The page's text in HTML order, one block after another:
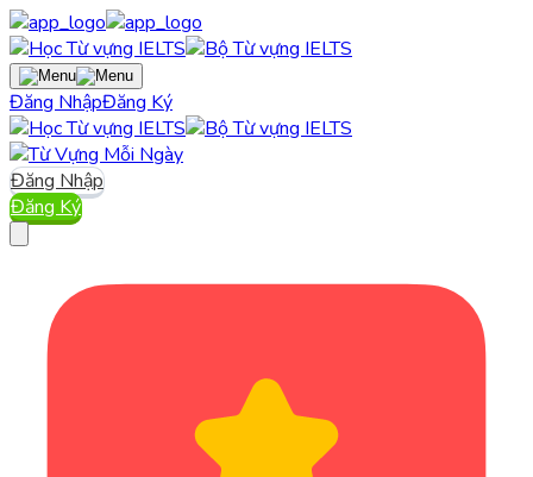
Đăng NhậpĐăng Ký
Đăng Nhập
Đăng Ký